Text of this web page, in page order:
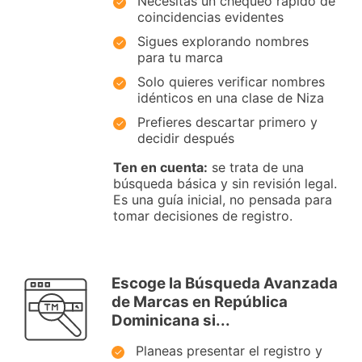
coincidencias evidentes
Sigues explorando nombres
para tu marca
Solo quieres verificar nombres
idénticos en una clase de Niza
Prefieres descartar primero y
decidir después
Ten en cuenta: se trata de una
búsqueda básica y sin revisión legal.
Es una guía inicial, no pensada para
tomar decisiones de registro.
Escoge la Búsqueda Avanzada
de Marcas en República
Dominicana si...
Planeas presentar el registro y